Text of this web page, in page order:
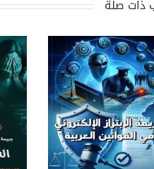
ذات صلة